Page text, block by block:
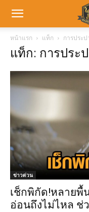
หน้าแรก แท็ก การประป
แท็ก: การประ
ข่าวด่วน
เช็กพิกัด!หลายพื้
อ่อนถึงไม่ไหล ช่